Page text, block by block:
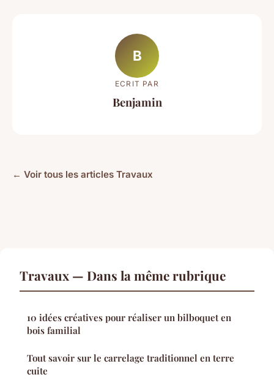
B
ECRIT PAR
Benjamin
← Voir tous les articles Travaux
Travaux — Dans la même rubrique
10 idées créatives pour réaliser un bilboquet en
bois familial
Tout savoir sur le carrelage traditionnel en terre
cuite